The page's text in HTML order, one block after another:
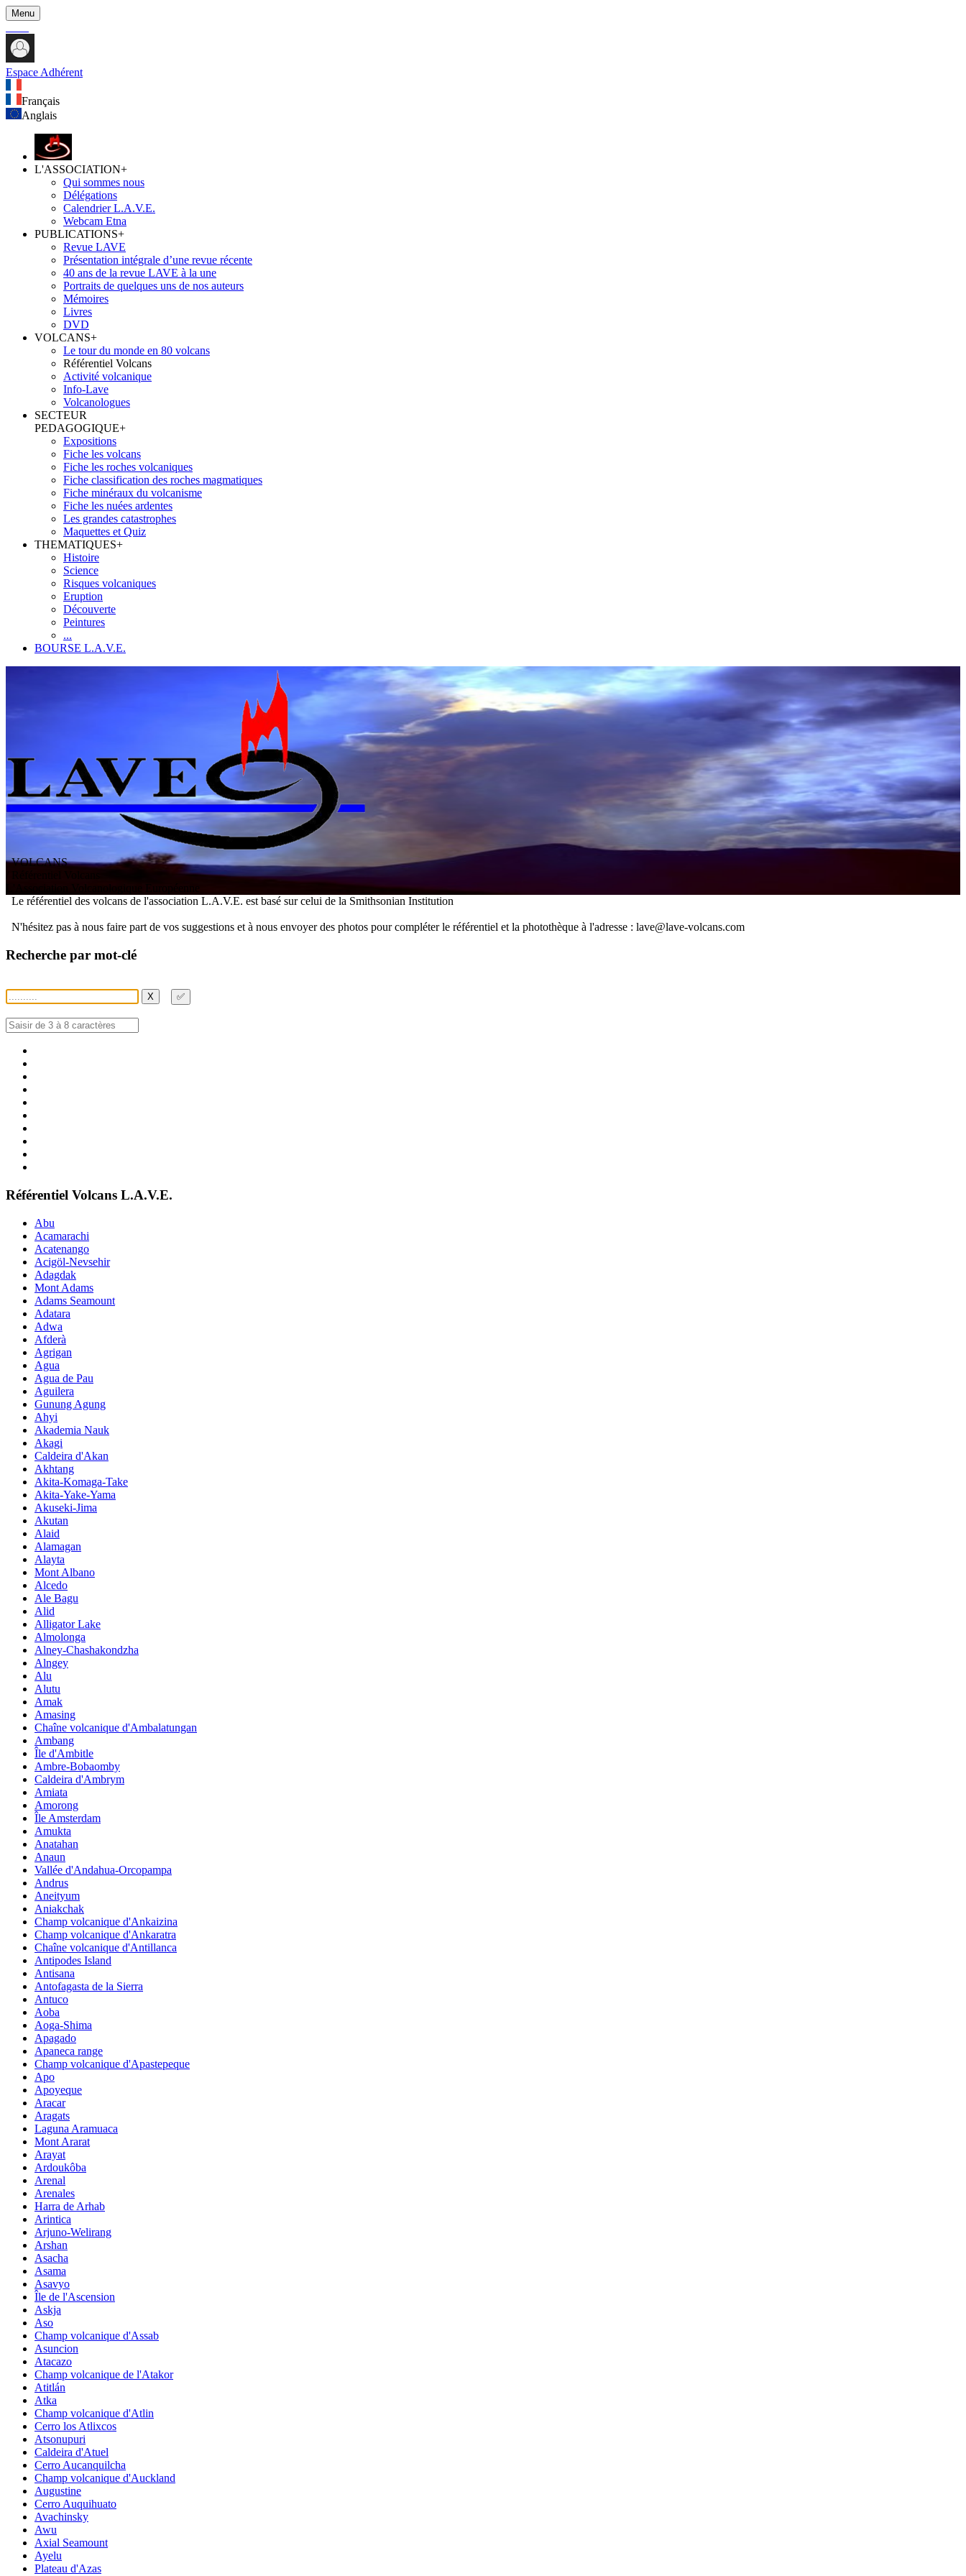
Menu
Espace Adhérent
Français
Anglais
L'ASSOCIATION+
Qui sommes nous
Délégations
Calendrier L.A.V.E.
Webcam Etna
PUBLICATIONS+
Revue LAVE
Présentation intégrale d’une revue récente
40 ans de la revue LAVE à la une
Portraits de quelques uns de nos auteurs
Mémoires
Livres
DVD
VOLCANS+
Le tour du monde en 80 volcans
Référentiel Volcans
Activité volcanique
Info-Lave
Volcanologues
SECTEUR
PEDAGOGIQUE+
Expositions
Fiche les volcans
Fiche les roches volcaniques
Fiche classification des roches magmatiques
Fiche minéraux du volcanisme
Fiche les nuées ardentes
Les grandes catastrophes
Maquettes et Quiz
THEMATIQUES+
Histoire
Science
Risques volcaniques
Eruption
Découverte
Peintures
...
BOURSE L.A.V.E.
VOLCANS
olcanologique
Le référentiel des volcans de l'association L.A.V.E. est basé sur celui de la Smithsonian Institution
N'hésitez pas à nous faire part de vos suggestions et à nous envoyer des photos pour compléter le référentiel et la photothèque à l'adresse : lave@lave-volcans.com
Recherche par mot-clé
X ✅
Référentiel Volcans L.A.V.E.
Abu
Acamarachi
Acatenango
Acigöl-Nevsehir
Adagdak
Mont Adams
Adams Seamount
Adatara
Adwa
Afderà
Agrigan
Agua
Agua de Pau
Aguilera
Gunung Agung
Ahyi
Akademia Nauk
Akagi
Caldeira d'Akan
Akhtang
Akita-Komaga-Take
Akita-Yake-Yama
Akuseki-Jima
Akutan
Alaid
Alamagan
Alayta
Mont Albano
Alcedo
Ale Bagu
Alid
Alligator Lake
Almolonga
Alney-Chashakondzha
Alngey
Alu
Alutu
Amak
Amasing
Chaîne volcanique d'Ambalatungan
Ambang
Île d'Ambitle
Ambre-Bobaomby
Caldeira d'Ambrym
Amiata
Amorong
Île Amsterdam
Amukta
Anatahan
Anaun
Vallée d'Andahua-Orcopampa
Andrus
Aneityum
Aniakchak
Champ volcanique d'Ankaizina
Champ volcanique d'Ankaratra
Chaîne volcanique d'Antillanca
Antipodes Island
Antisana
Antofagasta de la Sierra
Antuco
Aoba
Aoga-Shima
Apagado
Apaneca range
Champ volcanique d'Apastepeque
Apo
Apoyeque
Aracar
Aragats
Laguna Aramuaca
Mont Ararat
Arayat
Ardoukôba
Arenal
Arenales
Harra de Arhab
Arintica
Arjuno-Welirang
Arshan
Asacha
Asama
Asavyo
Île de l'Ascension
Askja
Aso
Champ volcanique d'Assab
Asuncion
Atacazo
Champ volcanique de l'Atakor
Atitlán
Atka
Champ volcanique d'Atlin
Cerro los Atlixcos
Atsonupuri
Caldeira d'Atuel
Cerro Aucanquilcha
Champ volcanique d'Auckland
Augustine
Cerro Auquihuato
Avachinsky
Awu
Axial Seamount
Ayelu
Plateau d'Azas